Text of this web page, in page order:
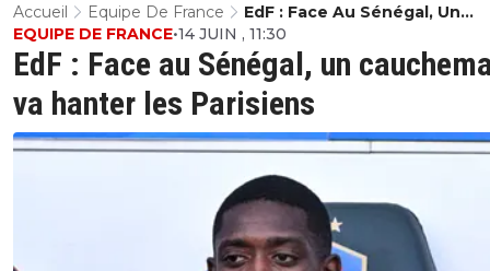
Accueil Equipe De France
EdF : Face Au Sénégal, Un
Cauchemar Va Hanter Les
EdF : Face au Sénégal, un
va hanter les Parisiens
EQUIPE DE FRANCE•14 JUIN , 11:30